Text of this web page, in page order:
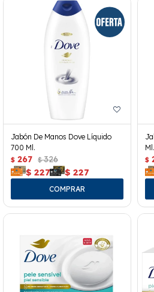
Jabón De Manos Dove Líquido
700 Ml.
$ 267 $ 326
$ 227 $ 227
Ml.
$